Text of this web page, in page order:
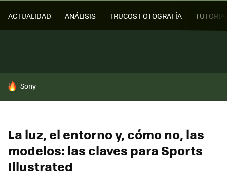
ACTUALIDAD ANÁLISIS TRUCOS FOTOGRAFÍA
HOY SE HABLA DE
Sony
La luz, el entorno y, cómo no, las
modelos: las claves para Sports
Illustrated